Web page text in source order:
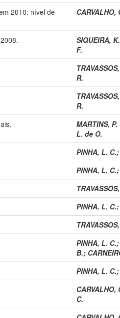
2010: nível de
CARVALHO,
SIQUEIRA,
F.
R.
R.
MARTINS,
L. de O.
PINHA, L. C.;
PINHA, L. C.;
PINHA, L. C.;
PINHA, L. C.;
B.;
PINHA, L. C.;
CARVALHO,
C.